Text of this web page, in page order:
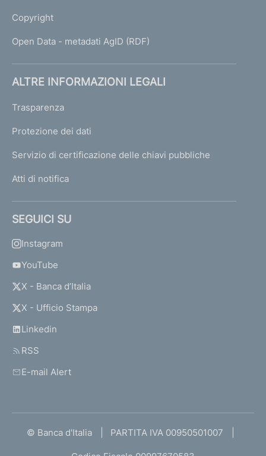
Copyright
Open Data - metadati AgID (RDF)
ALTRE INFORMAZIONI LEGALI
Trasparenza
Protezione dei dati
Servizio di certificazione delle chiavi pubbliche
Atti di notifica
SEGUICI SU
Instagram
YouTube
X - Banca d’Italia
X - Ufficio Stampa
Linkedin
RSS
E-mail Alert
© Banca d'Italia PARTITA IVA 00950501007